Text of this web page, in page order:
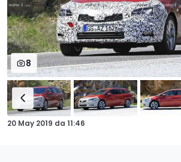
8
20 May 2019 da 11:46